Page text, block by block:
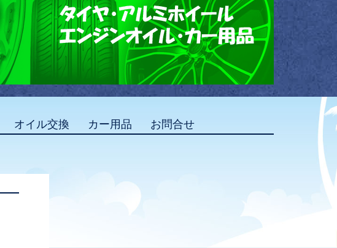
オイル交換 カー用品 お問合せ